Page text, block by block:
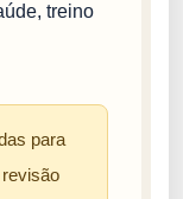
treino
para